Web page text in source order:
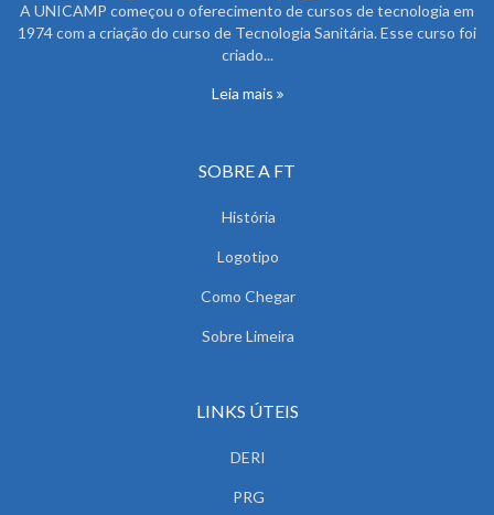
A UNICAMP começou o oferecimento de cursos de tecnologia em
1974 com a criação do curso de Tecnologia Sanitária. Esse curso foi
criado...
Leia mais
SOBRE A FT
História
Logotipo
Como Chegar
Sobre Limeira
LINKS ÚTEIS
DERI
PRG